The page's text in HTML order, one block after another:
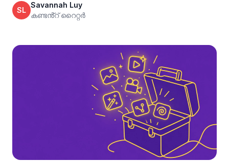
എഡിറ്റിംഗ് പ്ലാറ്റ്‌ഫോമുകളിലുടനീളമുള്ള ഫീച്ചറുകൾ,
SL
Savannah Luy
കണ്ടൻ്റ് റൈറ്റർ